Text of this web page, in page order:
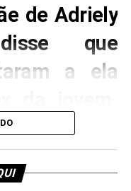
de Adriely
que
a ela
dela.